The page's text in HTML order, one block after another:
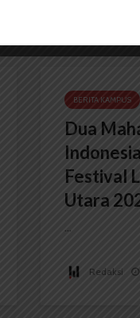
BERITA KAMPUS
Dua
Festival
Utara
...
Redaksi